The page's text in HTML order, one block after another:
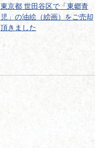
東京都 世田谷区で「東郷青
児」の油絵（絵画）をご売却
頂きました